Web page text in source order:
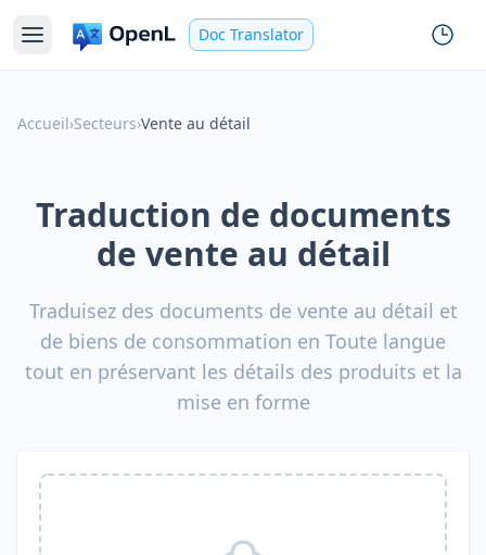
Doc Translator
Accueil›Secteurs›Vente au détail
Traduction de documents
de vente au détail
Traduisez des documents de vente au détail et
de biens de consommation en Toute langue
tout en préservant les détails des produits et la
mise en forme